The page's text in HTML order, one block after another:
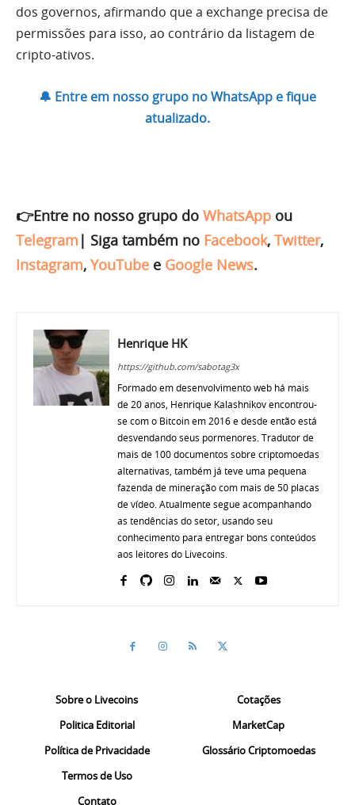
dos governos, afirmando que a exchange precisa de
permissões para isso, ao contrário da listagem de
cripto-ativos.
🔔 Entre em nosso grupo no WhatsApp e fique
atualizado.
👉Entre no nosso grupo do WhatsApp ou
Telegram | Siga também no Facebook, Twitter,
Instagram, YouTube e Google News.
Henrique HK
https://github.com/sabotag3x
Formado em desenvolvimento web há mais
de 20 anos, Henrique Kalashnikov encontrou-
se com o Bitcoin em 2016 e desde então está
desvendando seus pormenores. Tradutor de
mais de 100 documentos sobre criptomoedas
alternativas, também já teve uma pequena
fazenda de mineração com mais de 50 placas
de vídeo. Atualmente segue acompanhando
as tendências do setor, usando seu
conhecimento para entregar bons conteúdos
aos leitores do Livecoins.
Sobre o Livecoins
Politica Editorial
Política de Privacidade
Termos de Uso
Contato
Cotações
MarketCap
Glossário Criptomoedas